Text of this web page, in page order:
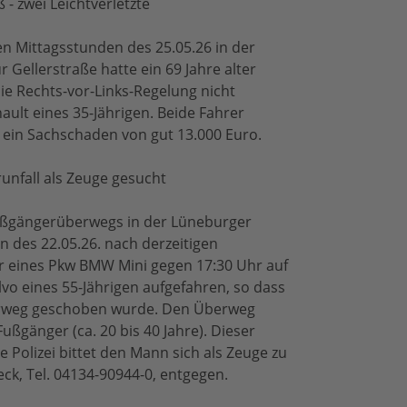
Mittagsstunden des 25.05.26 in der
Gellerstraße hatte ein 69 Jahre alter
Rechts-vor-Links-Regelung nicht
eines 35-Jährigen. Beide Fahrer
Sachschaden von gut 13.000 Euro.
als Zeuge gesucht
in der Lüneburger
des 22.05.26. nach derzeitigen
Pkw BMW Mini gegen 17:30 Uhr auf
eines 55-Jährigen aufgefahren, so dass
geschoben wurde. Den Überweg
(ca. 20 bis 40 Jahre). Dieser
bittet den Mann sich als Zeuge zu
Tel. 04134-90944-0, entgegen.